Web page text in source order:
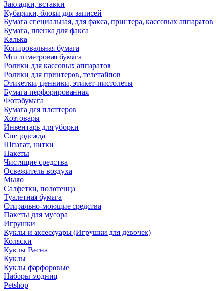
Закладки, вставки
Кубарики, блоки для записей
Бумага специальная, для факса, принтера, кассовых аппаратов
Бумага, пленка для факса
Калька
Копировальная бумага
Миллиметровая бумага
Ролики для кассовых аппаратов
Ролики для принтеров, телетайпов
Этикетки, ценники, этикет-пистолеты
Бумага перфорированная
Фотобумага
Бумага для плоттеров
Хозтовары
Инвентарь для уборки
Спецодежда
Шпагат, нитки
Пакеты
Чистящие средства
Освежитель воздуха
Мыло
Салфетки, полотенца
Туалетная бумага
Стирально-моющие средства
Пакеты для мусора
Игрушки
Куклы и аксессуары (Игрушки для девочек)
Коляски
Куклы Весна
Куклы
Куклы фарфоровые
Наборы модниц
Petshop